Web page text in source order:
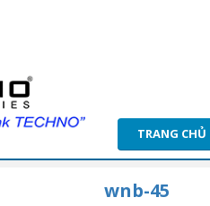
TRANG CHỦ
wnb-45